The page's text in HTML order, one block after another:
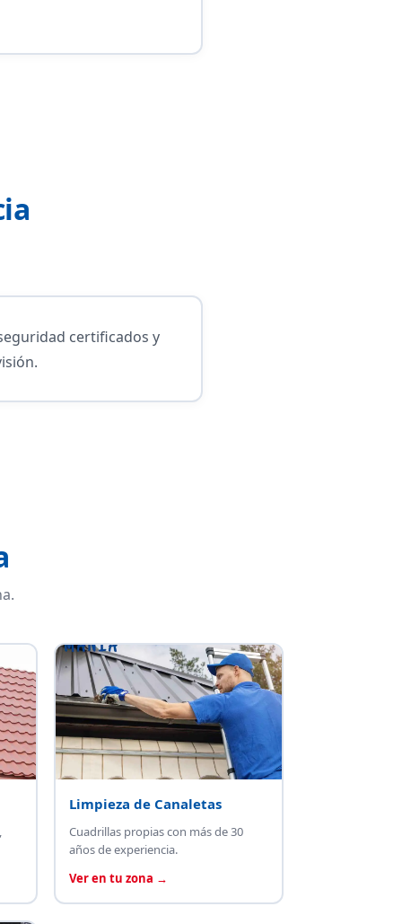
certificados y
Limpieza de Canaletas
Cuadrillas propias con más de 30
años de experiencia.
Ver en tu zona →